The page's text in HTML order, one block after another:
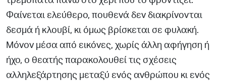
Φαίνεται ελεύθερο, πουθενά δεν διακρίνονται
δεσµά ή κλουβί, κι όµως βρίσκεται σε φυλακή.
Μόνον µέσα από εικόνες, χωρίς άλλη αφήγηση ή
ήχο, ο θεατής παρακολουθεί τις σχέσεις
αλληλεξάρτησης µεταξύ ενός ανθρώπου κι ενός